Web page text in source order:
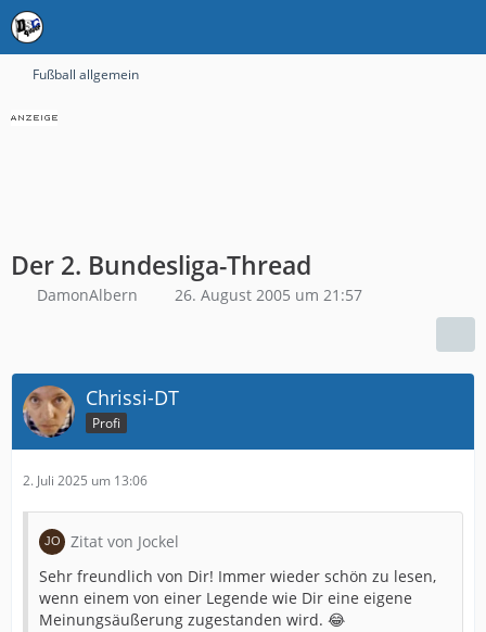
Fußball allgemein
Der 2. Bundesliga-Thread
DamonAlbern 26. August 2005 um 21:57
Chrissi-DT
Profi
2. Juli 2025 um 13:06
Zitat von Jockel
Sehr freundlich von Dir! Immer wieder schön zu lesen,
wenn einem von einer Legende wie Dir eine eigene
Meinungsäußerung zugestanden wird. 😂